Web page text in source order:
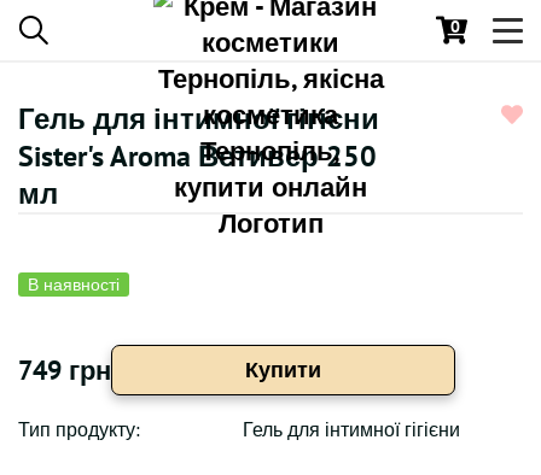
0
Гель для інтимної гігієни
Sister's Aroma Ветивер 250
мл
В наявності
749 грн Купити
Тип продукту: Гель для інтимної гігієни